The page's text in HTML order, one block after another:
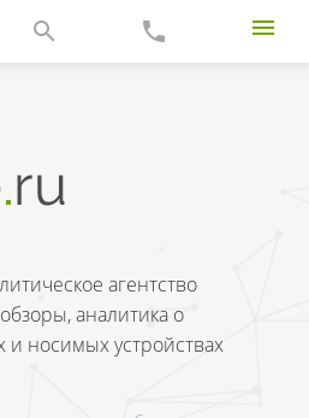
агентство
аналитика о
и носимых устройствах